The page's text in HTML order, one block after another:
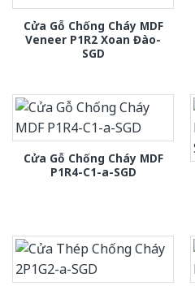
Cửa Gỗ Chống Cháy MDF
Veneer P1R2 Xoan Đào-
SGD
Cửa Gỗ Chống Cháy MDF
P1R4-C1-a-SGD